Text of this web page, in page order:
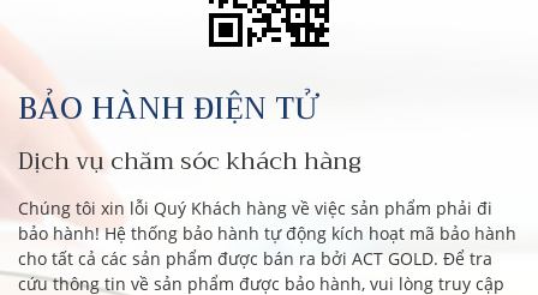
BẢO HÀNH ĐIỆN TỬ
Dịch vụ chăm sóc khách hàng
Chúng tôi xin lỗi Quý Khách hàng về việc sản phẩm phải đi
bảo hành! Hệ thống bảo hành tự động kích hoạt mã bảo hành
cho tất cả các sản phẩm được bán ra bởi ACT GOLD. Để tra
cứu thông tin về sản phẩm được bảo hành, vui lòng truy cập